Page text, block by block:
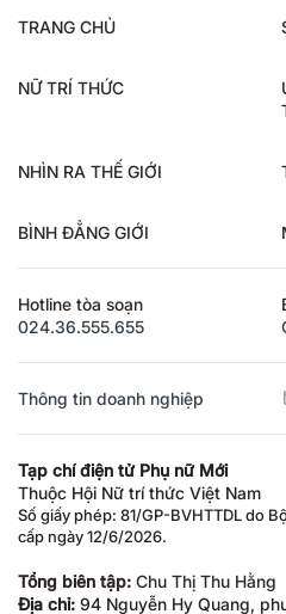
TRANG CHỦ
NỮ TRÍ THỨC
NHÌN RA THẾ GIỚI
BÌNH ĐẲNG GIỚI
Hotline tòa soạn
024.36.555.655
Thông tin doanh nghiệp
Tạp chí điện tử Phụ nữ Mới
Thuộc Hội Nữ trí thức Việt Nam
Số giấy phép: 81/GP-BVHTTDL do
cấp ngày 12/6/2026.
Tổng biên tập: Chu Thị Thu Hằng
Địa chỉ: 94 Nguyễn Hy Quang,